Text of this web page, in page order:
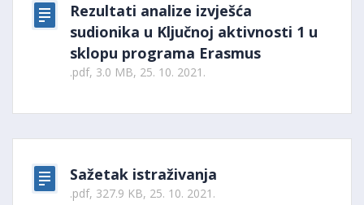
Rezultati analize izvješća
sudionika u Ključnoj aktivnosti 1 u
sklopu programa Erasmus
.pdf, 3.0 MB, 25. 10. 2021.
Sažetak istraživanja
.pdf, 327.9 KB, 25. 10. 2021.